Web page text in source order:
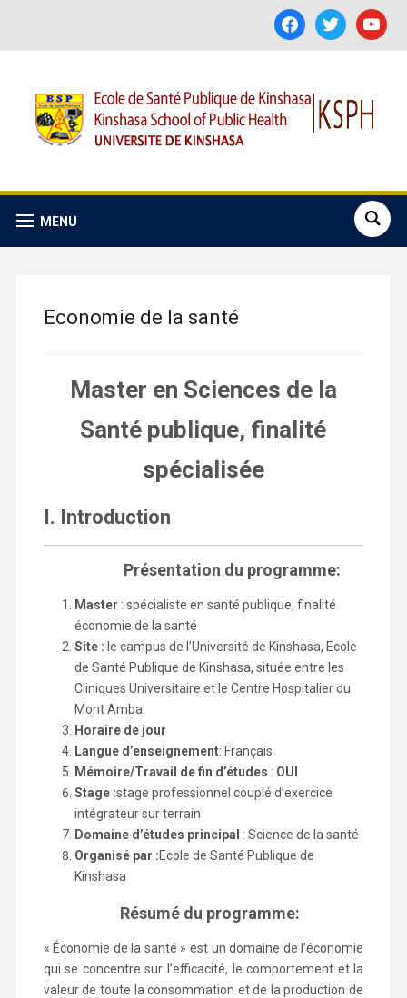
facebooktwitter youtube
MENU
Economie de la santé
Master en Sciences de la
Santé publique, finalité
spécialisée
I. Introduction
Présentation du programme:
Master : spécialiste en santé publique, finalité
économie de la santé
Site : le campus de l’Université de Kinshasa, Ecole
de Santé Publique de Kinshasa, située entre les
Cliniques Universitaire et le Centre Hospitalier du
Mont Amba.
Horaire de jour
Langue d’enseignement: Français
Mémoire/Travail de fin d’études : OUI
Stage :stage professionnel couplé d’exercice
intégrateur sur terrain
Domaine d’études principal : Science de la santé
Organisé par :Ecole de Santé Publique de
Kinshasa
Résumé du programme:
« Économie de la santé » est un domaine de l’économie
qui se concentre sur l’efficacité, le comportement et la
valeur de toute la consommation et de la production de